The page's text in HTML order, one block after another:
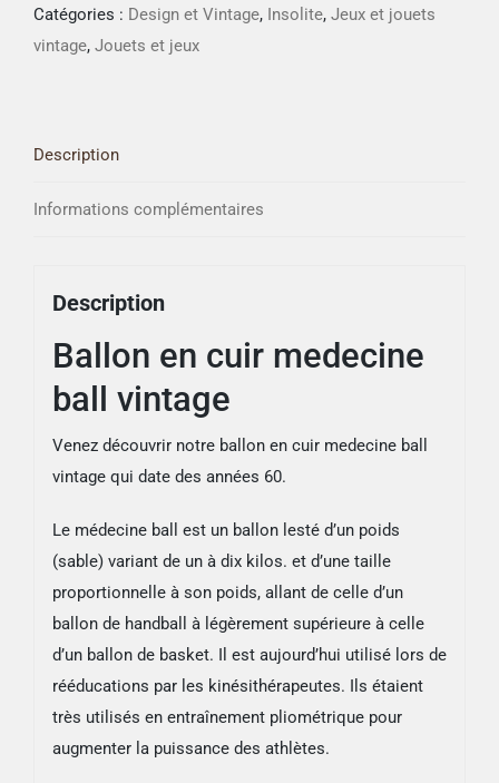
Catégories : Design et Vintage, Insolite, Jeux et jouets
vintage, Jouets et jeux
Description
Informations complémentaires
Description
Ballon en cuir medecine
ball vintage
Venez découvrir notre ballon en cuir medecine ball
vintage qui date des années 60.
Le médecine ball est un ballon lesté d’un poids
(sable) variant de un à dix kilos. et d’une taille
proportionnelle à son poids, allant de celle d’un
ballon de handball à légèrement supérieure à celle
d’un ballon de basket. Il est aujourd’hui utilisé lors de
rééducations par les kinésithérapeutes. Ils étaient
très utilisés en entraînement pliométrique pour
augmenter la puissance des athlètes.